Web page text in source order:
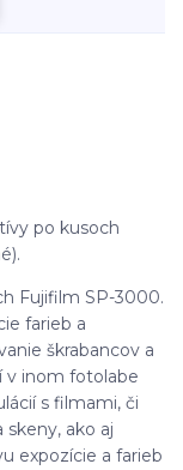
po kusoch
Fujifilm SP-3000.
farieb a
škrabancov a
v inom fotolabe
s filmami, či
ako aj
expozície a farieb